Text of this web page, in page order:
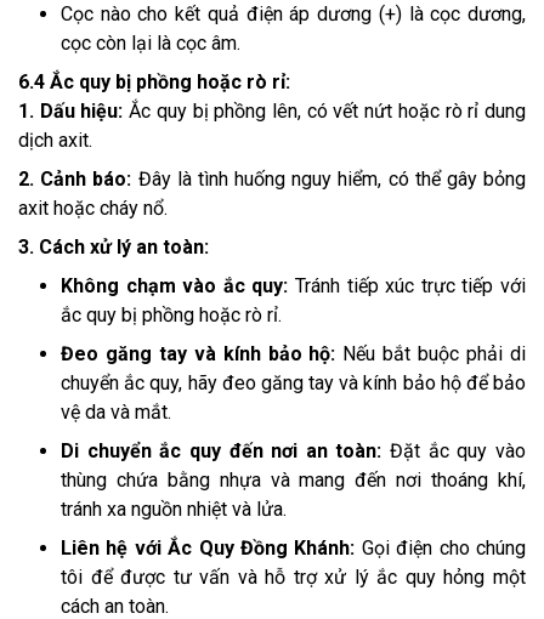
Cọc nào cho kết quả điện áp dương (+) là cọc dương,
cọc còn lại là cọc âm.
6.4 Ắc quy bị phồng hoặc rò rỉ:
1. Dấu hiệu: Ắc quy bị phồng lên, có vết nứt hoặc rò rỉ dung
dịch axit.
2. Cảnh báo: Đây là tình huống nguy hiểm, có thể gây bỏng
axit hoặc cháy nổ.
3. Cách xử lý an toàn:
Không chạm vào ắc quy: Tránh tiếp xúc trực tiếp với
ắc quy bị phồng hoặc rò rỉ.
Đeo găng tay và kính bảo hộ: Nếu bắt buộc phải di
chuyển ắc quy, hãy đeo găng tay và kính bảo hộ để bảo
vệ da và mắt.
Di chuyển ắc quy đến nơi an toàn:Đặt ắc quy vào
thùng chứa bằng nhựa và mang đến nơi thoáng khí,
tránh xa nguồn nhiệt và lửa.
Liên hệ với Ắc Quy Đồng Khánh: Gọi điện cho chúng
tôi để được tư vấn và hỗ trợ xử lý ắc quy hỏng một
cách an toàn.